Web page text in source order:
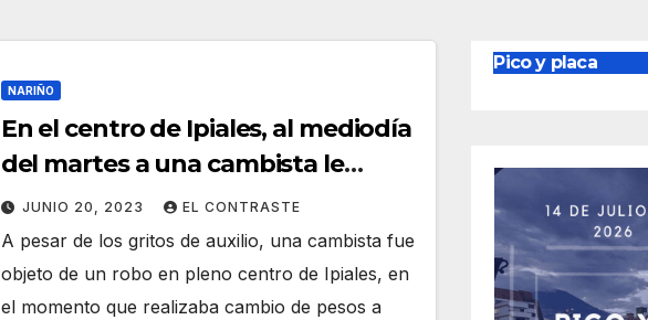
NARIÑO
En el centro de Ipiales, al mediodía
del martes a una cambista le
robaron una gruesa suma de
dólares
JUNIO 20, 2023 EL CONTRASTE
A pesar de los gritos de auxilio, una cambista fue
objeto de un robo en pleno centro de Ipiales, en
el momento que realizaba cambio de pesos a
Pico y placa